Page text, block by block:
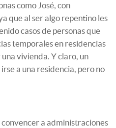
como José, con
que al ser algo repentino les
casos de personas que
temporales en residencias
vivienda. Y claro, un
a una residencia, pero no
a administraciones